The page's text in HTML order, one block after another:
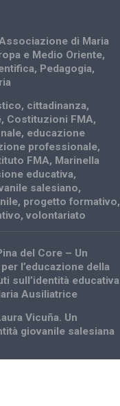
di Maria
e Medio Oriente,
, Pedagogia,
, cittadinanza,
, Costituzioni FMA,
, educazione
professionale,
FMA, Marinella
educativa,
salesiano,
, progetto formativo,
,volontariato
del Core – Un
l’educazione della
sull’identità educativa
Ausiliatrice
Vicuña. Un
giovanile salesiana